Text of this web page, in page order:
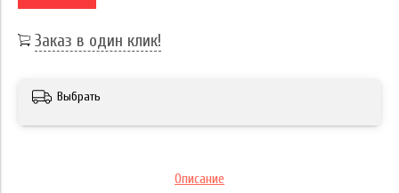
Заказ в один клик!
Выбрать
Описание